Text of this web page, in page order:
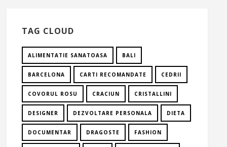
TAG CLOUD
ALIMENTATIE SANATOASA BALI
BARCELONA CARTI RECOMANDATE CEDRII
COVORUL ROSU CRACIUN CRISTALLINI
DESIGNER DEZVOLTARE PERSONALA DIETA
DOCUMENTAR DRAGOSTE FASHION